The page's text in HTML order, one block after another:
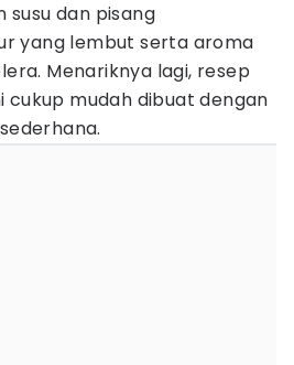
susu dan pisang
yang lembut serta aroma
Menariknya lagi, resep
cukup mudah dibuat dengan